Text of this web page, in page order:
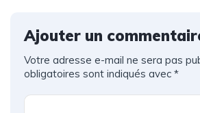
réinvente
le luxe
automobile
Ajouter un
Votre adresse e-mail ne sera pas
obligatoires sont indiqués avec *